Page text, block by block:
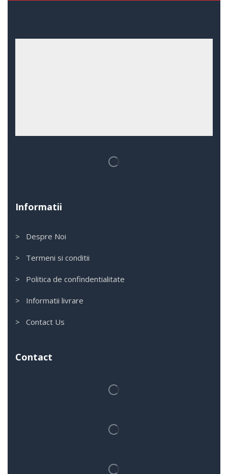
Informatii
> Despre Noi
> Termeni si conditii
> Politica de confindentialitate
> Informatii livrare
> Contact Us
Contact